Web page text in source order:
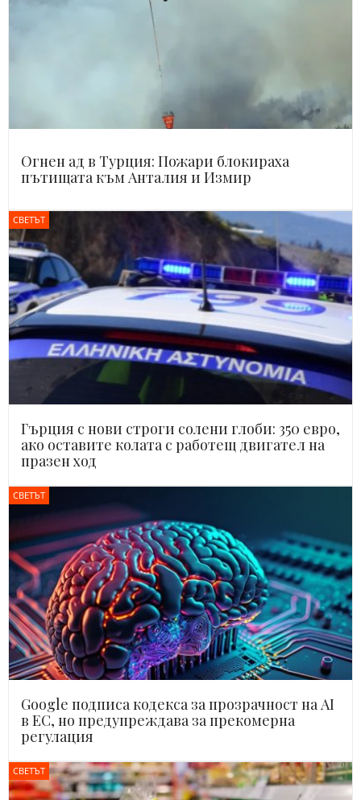
Огнен ад в Турция: Пожари блокираха
пътищата към Анталия и Измир
СВЕТЪТ
Гърция с нови строги солени глоби: 350 евро,
ако оставите колата с работещ двигател на
празен ход
СВЕТЪТ
Google подписа кодекса за прозрачност на AI
в ЕС, но предупреждава за прекомерна
регулация
СВЕТЪТ